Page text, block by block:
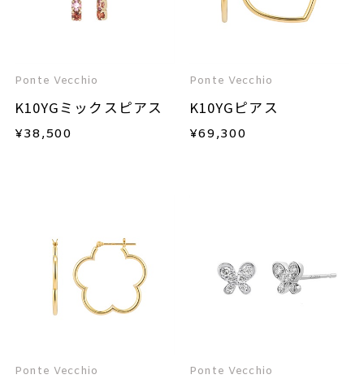
Ponte Vecchio
K10YGミックスピアス
¥38,500
Ponte Vecchio
K10YGピアス
¥69,300
Ponte Vecchio Ponte Vecchio